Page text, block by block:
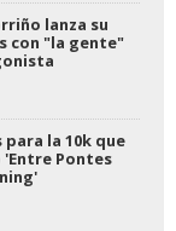
lanza su
con "la gente"
la 10k que
Pontes